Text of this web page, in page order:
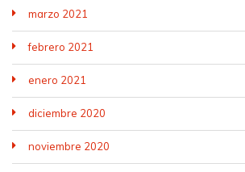
marzo 2021
febrero 2021
enero 2021
diciembre 2020
noviembre 2020